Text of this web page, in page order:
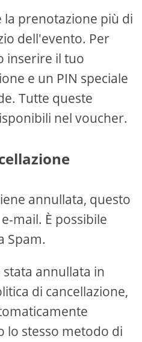
la prenotazione più di
dell'evento. Per
inserire il tuo
e un PIN speciale
Tutte queste
nel voucher.
annullata, questo
mail. È possibile
Spam.
annullata in
di cancellazione,
lo stesso metodo di